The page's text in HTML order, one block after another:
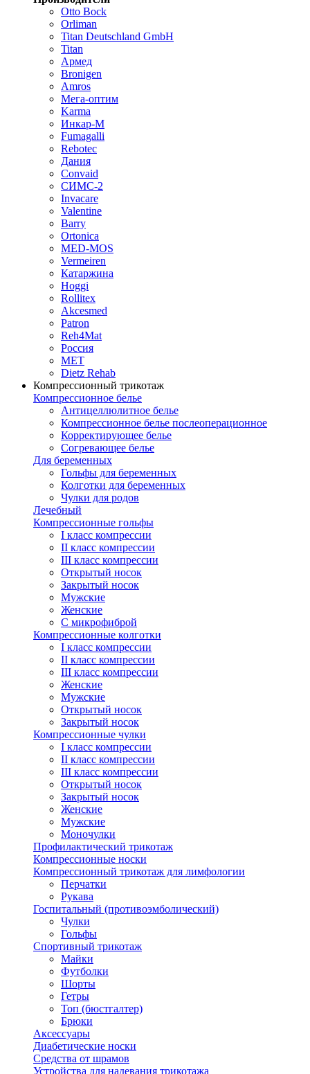
Otto Bock
Orliman
Titan Deutschland GmbH
Titan
Армед
Bronigen
Amros
Мега-оптим
Karma
Инкар-М
Fumagalli
Rebotec
Дания
Convaid
СИМС-2
Invacare
Valentine
Barry
Ortonica
MED-MOS
Vermeiren
Катаржина
Hoggi
Rollitex
Akcesmed
Patron
Reh4Mat
Россия
МЕТ
Dietz Rehab
Компрессионный трикотаж
Компрессионное белье
Антицеллюлитное белье
Компрессионное белье послеоперационное
Корректирующее белье
Согревающее белье
Для беременных
Гольфы для беременных
Колготки для беременных
Чулки для родов
Лечебный
Компрессионные гольфы
I класс компрессии
II класс компрессии
III класс компрессии
Открытый носок
Закрытый носок
Мужские
Женские
С микрофиброй
Компрессионные колготки
I класс компрессии
II класс компрессии
III класс компрессии
Женские
Мужские
Открытый носок
Закрытый носок
Компрессионные чулки
I класс компрессии
II класс компрессии
III класс компрессии
Открытый носок
Закрытый носок
Женские
Мужские
Моночулки
Профилактический трикотаж
Компрессионные носки
Компрессионный трикотаж для лимфологии
Перчатки
Рукава
Госпитальный (противоэмболический)
Чулки
Гольфы
Спортивный трикотаж
Майки
Футболки
Шорты
Гетры
Топ (бюстгалтер)
Брюки
Аксессуары
Диабетические носки
Средства от шрамов
Устройства для надевания трикотажа